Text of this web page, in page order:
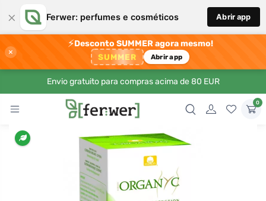
× Ferwer: perfumes e cosméticos Abrir app
×
⚡Desconto SUMMER agora mesmo!
SUMMER Abrir app
Envio gratuito para compras acima de 80 EUR
0